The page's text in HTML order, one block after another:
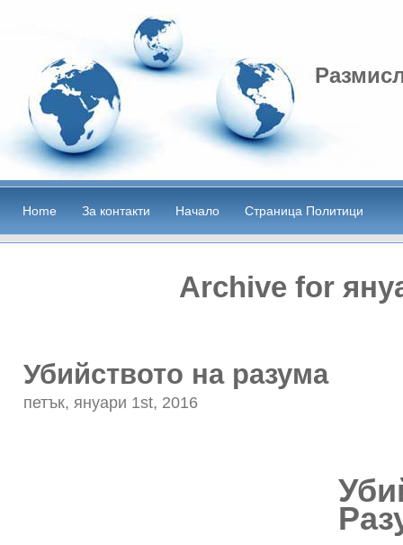
Home За контакти Начало Страница Политици
Archive for
Убийството на разума
петък, януари 1st, 2016